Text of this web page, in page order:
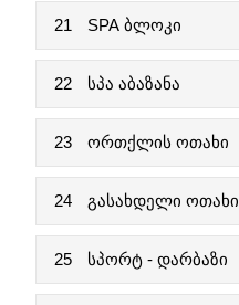
21 SPA ბლოკი
22 სპა აბაზანა
23 ორთქლის ოთახი
24 გასახდელი ოთახი
25 სპორტ - დარბაზი